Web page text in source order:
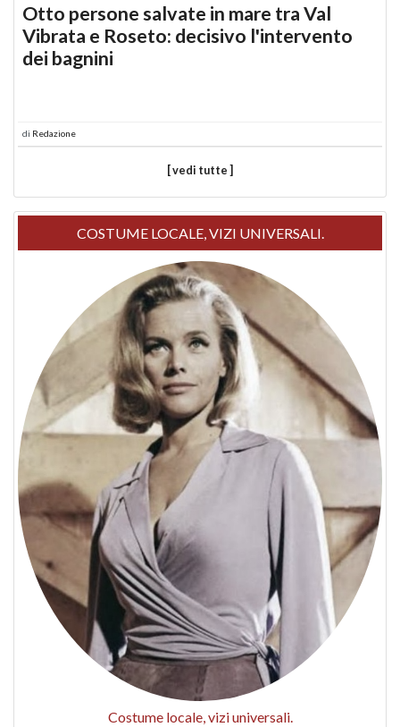
Otto persone salvate in mare tra Val
Vibrata e Roseto: decisivo l'intervento
dei bagnini
di Redazione
[ vedi tutte ]
COSTUME LOCALE, VIZI UNIVERSALI.
Costume locale, vizi universali.